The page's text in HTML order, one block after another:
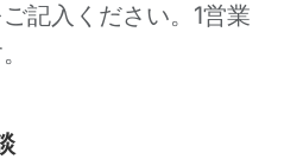
記入ください。1営業